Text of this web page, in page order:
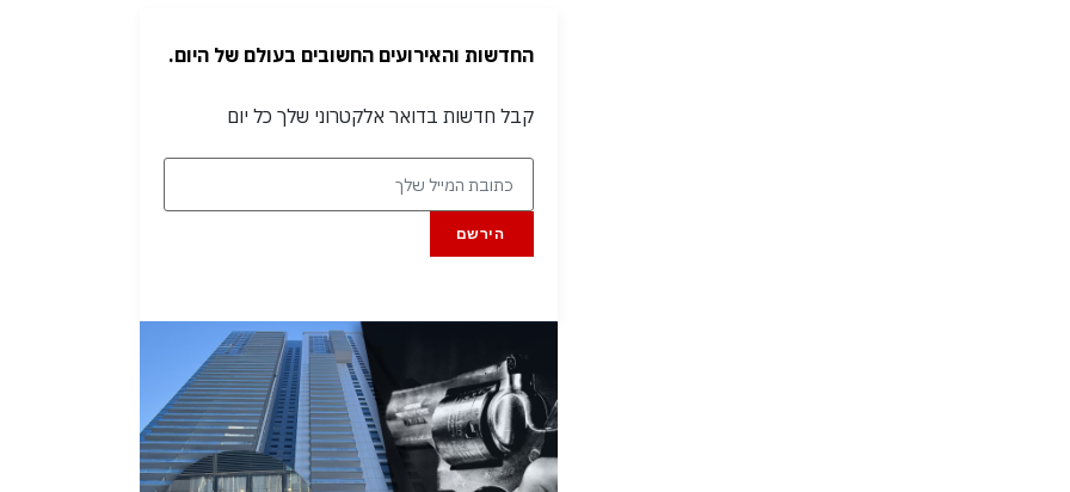
החדשות והאירועים החשובים בעולם של היום.
קבל חדשות בדואר אלקטרוני שלך כל יום
הירשם